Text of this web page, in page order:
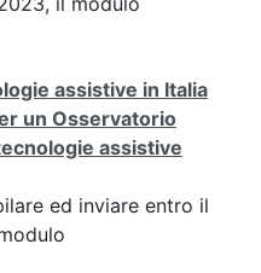
assistive in Italia
un Osservatorio
assistive
ed inviare entro il